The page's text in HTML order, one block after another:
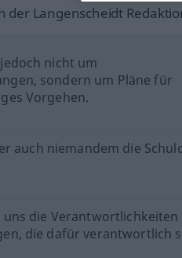
der Langenscheidt
nicht um
sondern um Pläne für
Vorgehen.
auch niemandem die
uns die Verantwortlichkeiten
die dafür verantwortlich